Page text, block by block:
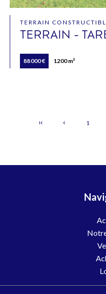
TERRAIN
TERRAIN -
88 000 € 1200 m²
1